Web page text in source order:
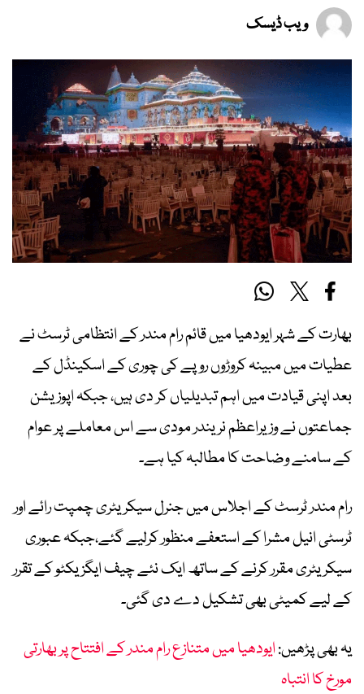
ویب ڈیسک
بھارت کے شہر ایودھیا میں قائم رام مندر کے انتظامی ٹرسٹ نے
عطیات میں مبینہ کروڑوں روپے کی چوری کے اسکینڈل کے
بعد اپنی قیادت میں اہم تبدیلیاں کر دی ہیں، جبکہ اپوزیشن
جماعتوں نے وزیراعظم نریندر مودی سے اس معاملے پر عوام
کے سامنے وضاحت کا مطالبہ کیا ہے۔
رام مندر ٹرسٹ کے اجلاس میں جنرل سیکریٹری چمپت رائے اور
ٹرسٹی انیل مشرا کے استعفے منظور کرلیے گئے،جبکہ عبوری
سیکریٹری مقرر کرنے کے ساتھ ایک نئے چیف ایگزیکٹو کے تقرر
کے لیے کمیٹی بھی تشکیل دے دی گئی۔
یہ بھی پڑھیں:ایودھیا میں متنازع رام مندر کے افتتاح پر بھارتی
مورخ کا انتباہ